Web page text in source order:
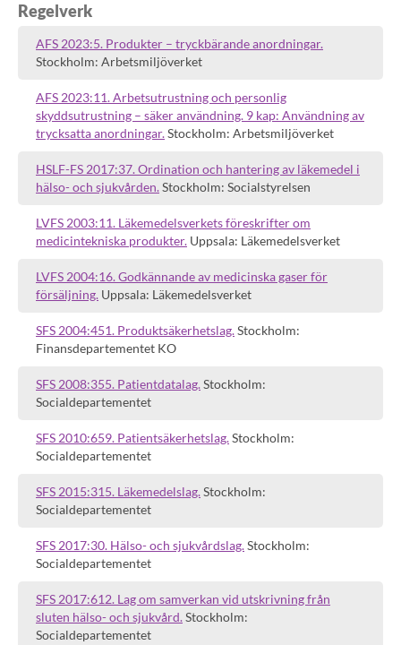
Regelverk
AFS 2023:5. Produkter – tryckbärande anordningar.
Stockholm: Arbetsmiljöverket
AFS 2023:11. Arbetsutrustning och personlig
skyddsutrustning – säker användning. 9 kap: Användning av
trycksatta anordningar.Stockholm: Arbetsmiljöverket
HSLF-FS 2017:37. Ordination och hantering av läkemedel i
hälso- och sjukvården.Stockholm: Socialstyrelsen
LVFS 2003:11. Läkemedelsverkets föreskrifter om
medicintekniska produkter. Uppsala: Läkemedelsverket
LVFS 2004:16. Godkännande av medicinska gaser för
försäljning. Uppsala: Läkemedelsverket
SFS 2004:451. Produktsäkerhetslag.Stockholm:
Finansdepartementet KO
SFS 2008:355. Patientdatalag.Stockholm:
Socialdepartementet
SFS 2010:659. Patientsäkerhetslag.Stockholm:
Socialdepartementet
SFS 2015:315. Läkemedelslag.Stockholm:
Socialdepartementet
SFS 2017:30. Hälso- och sjukvårdslag.Stockholm:
Socialdepartementet
SFS 2017:612. Lag om samverkan vid utskrivning från
sluten hälso- och sjukvård.Stockholm:
Socialdepartementet